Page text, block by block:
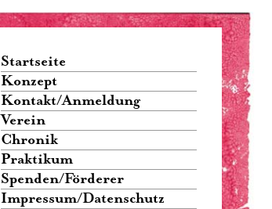
Startseite
Konzept
Kontakt/Anmeldung
Verein
Chronik
Praktikum
Spenden/Förderer
Impressum/Datenschutz